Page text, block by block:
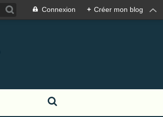
Connexion + Créer mon blog